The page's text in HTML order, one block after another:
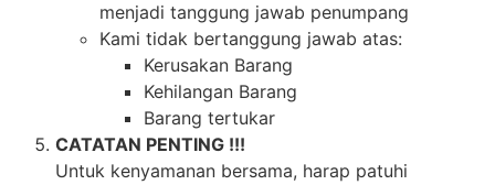
menjadi tanggung jawab penumpang
Kami tidak bertanggung jawab atas:
Kerusakan Barang
Kehilangan Barang
Barang tertukar
CATATAN PENTING !!!
Untuk kenyamanan bersama, harap patuhi